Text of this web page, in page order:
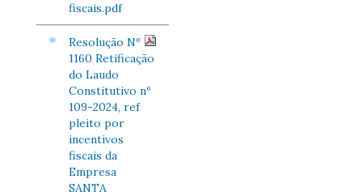
fiscais.pdf
Resolução Nº
1160 Retificação
do Laudo
Constitutivo nº
109-2024, ref
pleito por
incentivos
fiscais da
Empresa
SANTA